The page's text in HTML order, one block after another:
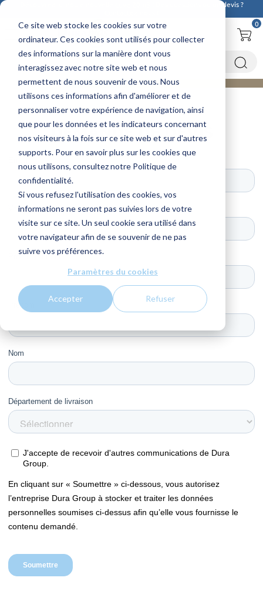
Ce site web stocke les cookies sur votre
ordinateur. Ces cookies sont utilisés pour collecter
des informations sur la manière dont vous
interagissez avec notre site web et nous
permettent de nous souvenir de vous. Nous
utilisons ces informations afin d'améliorer et de
personnaliser votre expérience de navigation, ainsi
que pour les données et les indicateurs concernant
nos visiteurs à la fois sur ce site web et sur d'autres
supports. Pour en savoir plus sur les cookies que
nous utilisons, consultez notre Politique de
confidentialité.
Si vous refusez l'utilisation des cookies, vos
informations ne seront pas suivies lors de votre
visite sur ce site. Un seul cookie sera utilisé dans
votre navigateur afin de se souvenir de ne pas
suivre vos préférences.
Paramètres du cookies
Accepter Refuser
! Des questions ou un devis ?
0
Accueil Formulaires Demande de devis
DEMANDE DE DEVIS